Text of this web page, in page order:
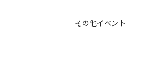
その他イベント